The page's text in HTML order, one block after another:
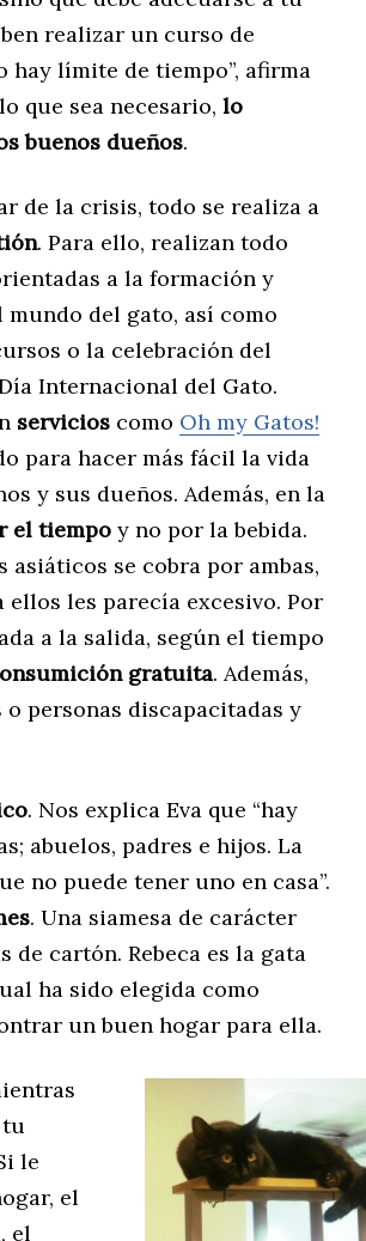
realizar un curso de
hay límite de tiempo”, afirma
que sea necesario, lo
buenos dueños.
de la crisis, todo se realiza a
. Para ello, realizan todo
a la formación y
del gato, así como
o la celebración del
Internacional del Gato.
servicios como Oh my Gatos!
para hacer más fácil la vida
y sus dueños. Además, en la
el tiempo y no por la bebida.
asiáticos se cobra por ambas,
ellos les parecía excesivo. Por
a la salida, según el tiempo
gratuita. Además,
personas discapacitadas y
. Nos explica Eva que “hay
abuelos, padres e hijos. La
no puede tener uno en casa”.
. Una siamesa de carácter
cartón. Rebeca es la gata
ha sido elegida como
un buen hogar para ella.
le
el
el